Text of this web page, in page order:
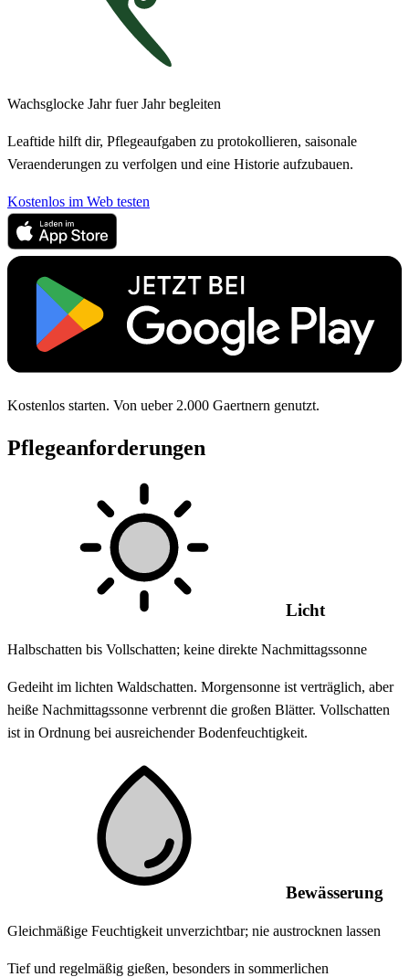
Wachsglocke Jahr fuer Jahr begleiten
Leaftide hilft dir, Pflegeaufgaben zu protokollieren, saisonale
Veraenderungen zu verfolgen und eine Historie aufzubauen.
Kostenlos im Web testen
Kostenlos starten. Von ueber 2.000 Gaertnern genutzt.
Pflegeanforderungen
Licht
Halbschatten bis Vollschatten; keine direkte Nachmittagssonne
Gedeiht im lichten Waldschatten. Morgensonne ist verträglich, aber
heiße Nachmittagssonne verbrennt die großen Blätter. Vollschatten
ist in Ordnung bei ausreichender Bodenfeuchtigkeit.
Bewässerung
Gleichmäßige Feuchtigkeit unverzichtbar; nie austrocknen lassen
Tief und regelmäßig gießen, besonders in sommerlichen